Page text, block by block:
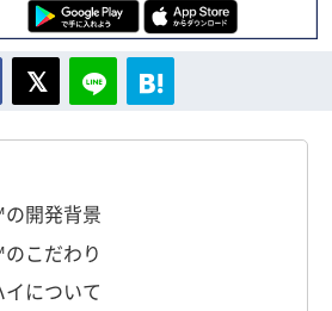
開発背景
こだわり
イについて